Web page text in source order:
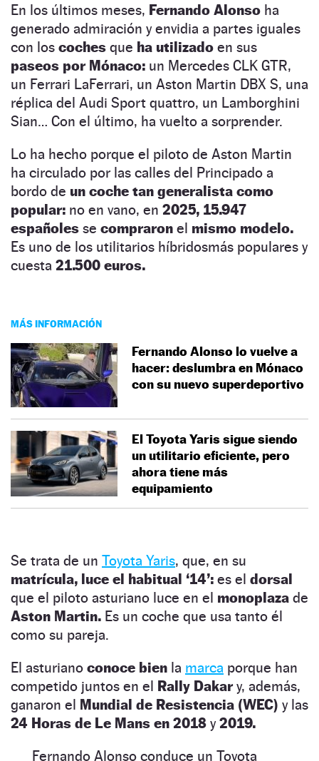
En los últimos meses, Fernando Alonso ha
generado admiración y envidia a partes iguales
con los coches que ha utilizado en sus
paseos por Mónaco: un Mercedes CLK GTR,
un Ferrari LaFerrari, un Aston Martin DBX S, una
réplica del Audi Sport quattro, un Lamborghini
Sian… Con el último, ha vuelto a sorprender.
Lo ha hecho porque el piloto de Aston Martin
ha circulado por las calles del Principado a
bordo de un coche tan generalista como
popular: no en vano, en 2025, 15.947
españoles se compraron el mismo modelo.
Es uno de los utilitarios híbridosmás populares y
cuesta 21.500 euros.
MÁS INFORMACIÓN
Fernando Alonso lo vuelve a
hacer: deslumbra en Mónaco
con su nuevo superdeportivo
El Toyota Yaris sigue siendo
un utilitario eficiente, pero
ahora tiene más
equipamiento
Se trata de un Toyota Yaris, que, en su
matrícula, luce el habitual ‘14’: es el dorsal
que el piloto asturiano luce en el monoplaza de
Aston Martin. Es un coche que usa tanto él
como su pareja.
El asturiano conoce bien la marca porque han
competido juntos en el Rally Dakary, además,
ganaron el Mundial de Resistencia (WEC) y las
24 Horas de Le Mans en 2018 y2019.
Fernando Alonso conduce un Toyota